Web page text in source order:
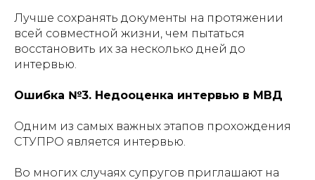
Лучше сохранять документы на протяжении
всей совместной жизни, чем пытаться
восстановить их за несколько дней до
интервью.
Ошибка №3. Недооценка интервью в МВД
Одним из самых важных этапов прохождения
СТУПРО является интервью.
Во многих случаях супругов приглашают на